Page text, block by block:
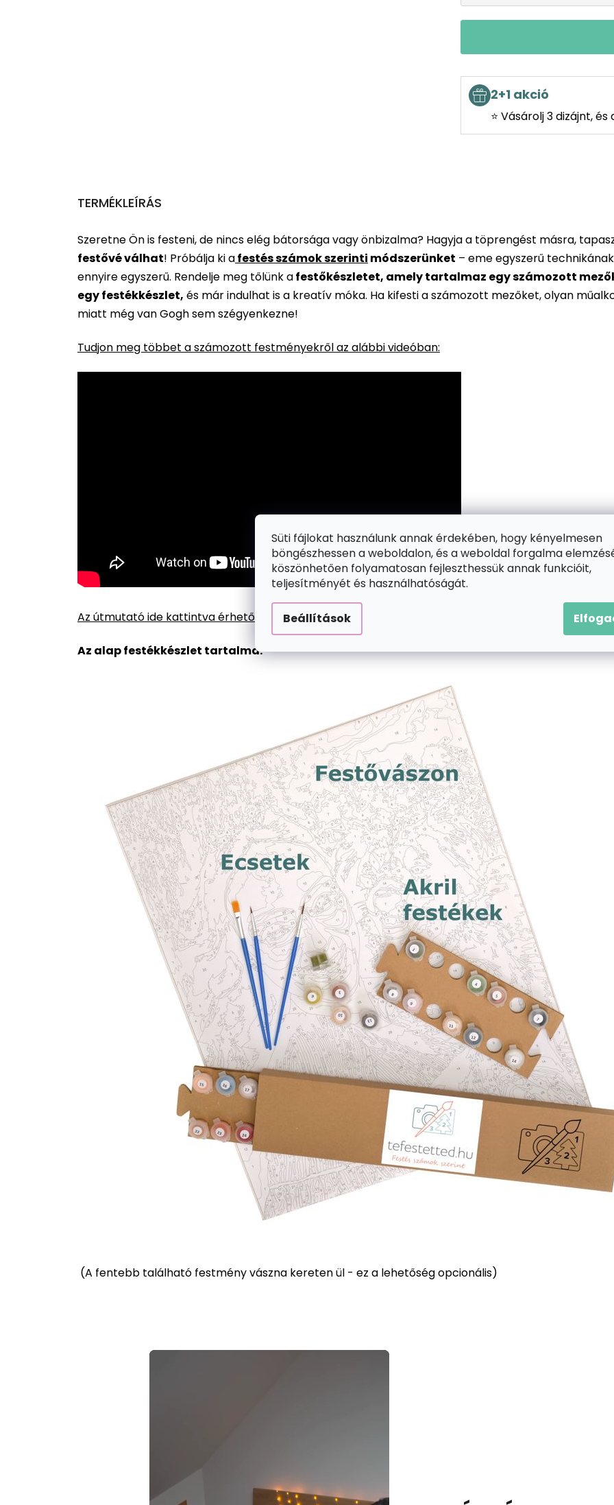
Süti fájlokat használunk annak érdekében, hogy kényelmesen
böngészhessen a weboldalon, és a weboldal forgalma
köszönhetően folyamatosan fejleszthessük annak funkcióit,
teljesítményét és használhatóságát.
Beállítások
2+1 akció
⭐ Vásárolj 3 dizájnt,
TERMÉKLEÍRÁS
Szeretne Ön is festeni, de nincs elég bátorsága vagy önbizalma? Hagyja a töprengést másra,
festővé válhat! Próbálja ki afestés számok szerinti módszerünket – eme egyszerű
ennyire egyszerű. Rendelje meg tőlünk afestőkészletet, amely tartalmaz egy számozott
egy festékkészlet, és már indulhat is a kreatív móka. Ha kifesti a számozott mezőket, olyan
miatt még van Gogh sem szégyenkezne!
Tudjon meg többet a számozott festményekről az alábbi videóban:
Az útmutató ide kattintva érhető el.
Az alap festékkészlet tartalma:
(A fentebb található festmény vászna kereten ül - ez a lehetőség opcionális)